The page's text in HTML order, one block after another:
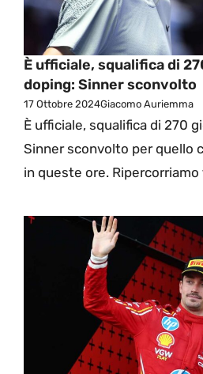
È ufficiale, squalifica di
doping: Sinner sconvolto
17 Ottobre 2024Giacomo Auriemma
È ufficiale, squalifica di 270
Sinner sconvolto per quello
in queste ore.